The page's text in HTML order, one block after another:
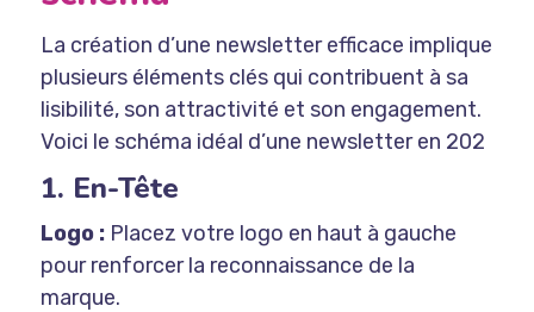
La création d’une newsletter efficace implique
plusieurs éléments clés qui contribuent à sa
lisibilité, son attractivité et son engagement.
Voici le schéma idéal d’une newsletter en 202
1. En-Tête
Logo :Placez votre logo en haut à gauche
pour renforcer la reconnaissance de la
marque.